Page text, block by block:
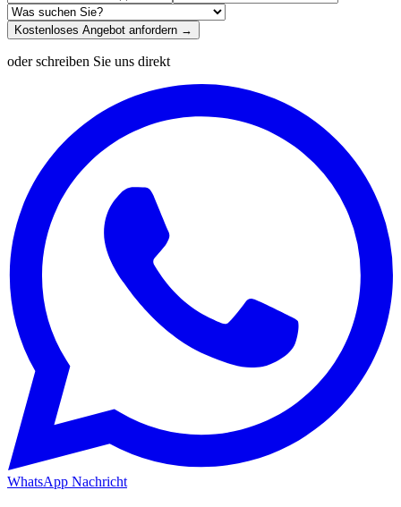
Kostenloses Angebot anfordern →
oder schreiben Sie uns direkt
WhatsApp Nachricht